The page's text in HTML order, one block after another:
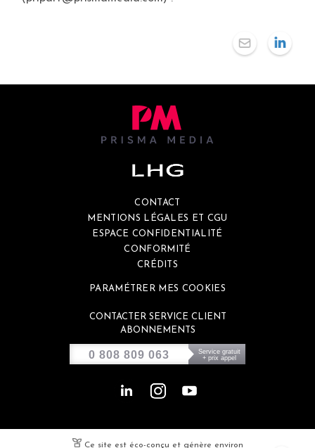
CONTACT
MENTIONS LÉGALES ET CGU
ESPACE CONFIDENTIALITÉ
CONFORMITÉ
CRÉDITS
PARAMÉTRER MES COOKIES
CONTACTER SERVICE CLIENT
ABONNEMENTS
0 808 809 063
Service gratuit
+ prix appel
Ce site est éco-conçu et génère environ